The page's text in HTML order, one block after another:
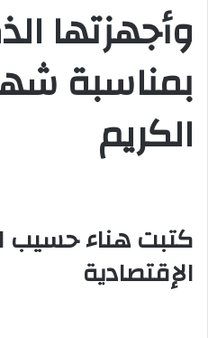
ر
و
ي
وأجهزتها
بمناسبة
الكريم
كتبت هناء حسيب
الإقتصادية